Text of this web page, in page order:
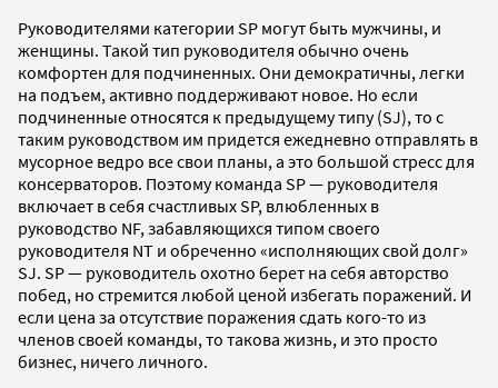
Руководителями категории SP могут быть мужчины, и
женщины. Такой тип руководителя обычно очень
комфортен для подчиненных. Они демократичны, легки
на подъем, активно поддерживают новое. Но если
подчиненные относятся к предыдущему типу (SJ), то с
таким руководством им придется ежедневно отправлять в
мусорное ведро все свои планы, а это большой стресс для
консерваторов. Поэтому команда SP — руководителя
включает в себя счастливых SP, влюбленных в
руководство NF, забавляющихся типом своего
руководителя NT и обреченно «исполняющих свой долг»
SJ. SP — руководитель охотно берет на себя авторство
побед, но стремится любой ценой избегать поражений. И
если цена за отсутствие поражения сдать кого-то из
членов своей команды, то такова жизнь, и это просто
бизнес, ничего личного.